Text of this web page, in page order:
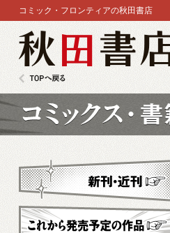
コミック・フロンティアの秋田書店
新刊・近刊